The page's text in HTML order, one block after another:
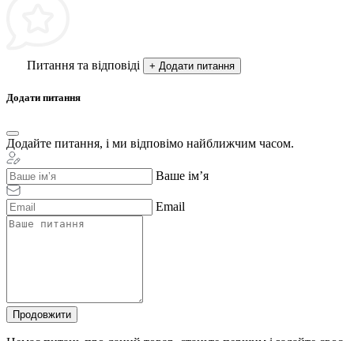
Питання та відповіді + Додати питання
Додати питання
Додайте питання, і ми відповімо найближчим часом.
Ваше ім’я
Email
Продовжити